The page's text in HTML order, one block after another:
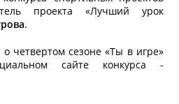
проекта «Лучший урок
.
четвертом сезоне «Ты в игре»
сайте конкурса -